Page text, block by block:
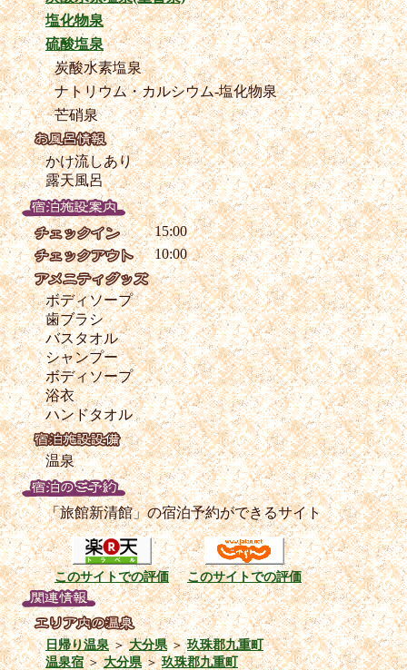
塩化物泉
硫酸塩泉
炭酸水素塩泉
ナトリウム・カルシウム-塩化物泉
芒硝泉
かけ流しあり
露天風呂
15:00
10:00
ボディソープ
歯ブラシ
バスタオル
シャンプー
ボディソープ
浴衣
ハンドタオル
温泉
「旅館新清館」の宿泊予約ができるサイト
このサイトでの評価 このサイトでの評価
日帰り温泉＞大分県＞玖珠郡九重町
温泉宿＞大分県＞玖珠郡九重町